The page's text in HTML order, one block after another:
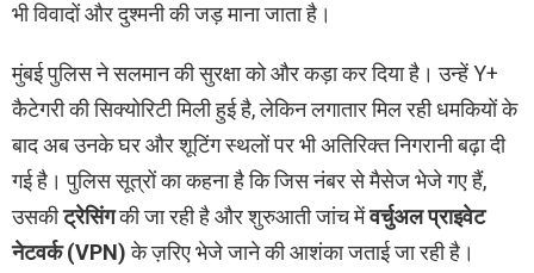
भी विवादों और दुश्मनी की जड़ माना जाता है।
मुंबई पुलिस ने सलमान की सुरक्षा को और कड़ा कर दिया है। उन्हें Y+
कैटेगरी की सिक्योरिटी मिली हुई है, लेकिन लगातार मिल रही धमकियों के
बाद अब उनके घर और शूटिंग स्थलों पर भी अतिरिक्त निगरानी बढ़ा दी
गई है। पुलिस सूत्रों का कहना है कि जिस नंबर से मैसेज भेजे गए हैं,
उसकीट्रेसिंगकी जा रही है और शुरुआती जांच मेंवर्चुअल प्राइवेट
नेटवर्क (VPN)के ज़रिए भेजे जाने की आशंका जताई जा रही है।